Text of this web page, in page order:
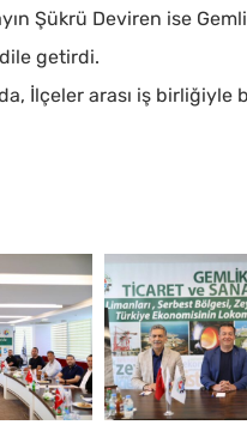
Şükrü Deviren ise
getirdi.
İlçeler arası iş